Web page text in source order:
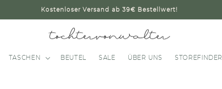
Kostenloser Versand ab 39€ Bestellwert!
TASCHEN BEUTEL SALE ÜBER UNS STOREFINDER